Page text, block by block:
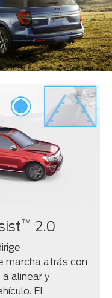
™ 2.0
marcha atrás con
alinear y
El